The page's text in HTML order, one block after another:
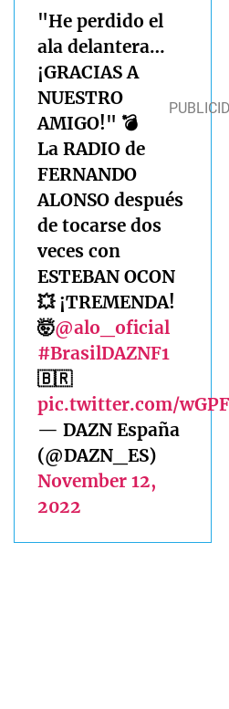
"He perdido el
ala delantera…
¡GRACIAS A
NUESTRO
AMIGO!" 💣
La RADIO de
FERNANDO
ALONSO después
de tocarse dos
veces con
ESTEBAN OCON
💥 ¡TREMENDA!
🤯@alo_oficial
#BrasilDAZNF1
🇧🇷
pic.twitter.com/
— DAZN España
(@DAZN_ES)
November 12,
2022